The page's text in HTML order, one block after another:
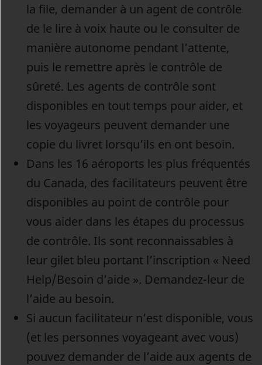
la file, demander à un agent de contrôle
de le lire à voix haute ou le consulter de
manière autonome pendant l’attente,
puis le remettre après le contrôle de
sûreté. Les agents de contrôle sont
disponibles en tout temps pour aider, et
les voyageurs peuvent demander une
copie du livret lorsqu’ils en ont besoin.
Dans les 16 aéroports les plus fréquentés
du Canada, des facilitateurs peuvent être
disponibles au point de contrôle pour
vous aider dans les étapes du processus
de contrôle. Ils sont reconnaissables à
leur gilet bleu portant l’inscription « Need
Help/Besoin d’aide ». Demandez-leur de
l’aide au besoin.
Si aucun facilitateur n’est disponible, vous
(et les personnes voyageant avec vous)
pouvez demander de l’aide aux agents de